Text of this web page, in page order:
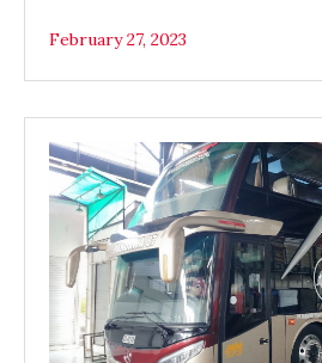
February 27, 2023